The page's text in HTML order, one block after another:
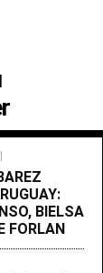
BIELSA
FORLAN